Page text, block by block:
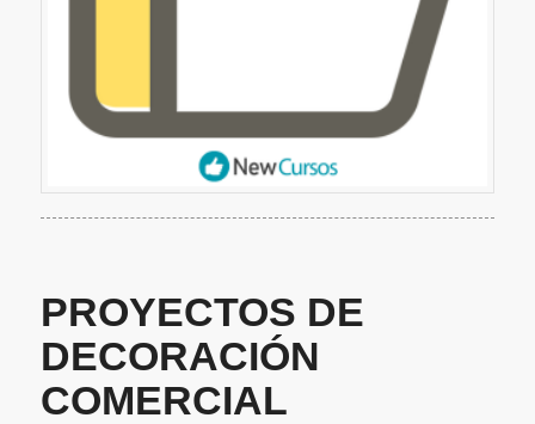
PROYECTOS DE
DECORACIÓN
COMERCIAL